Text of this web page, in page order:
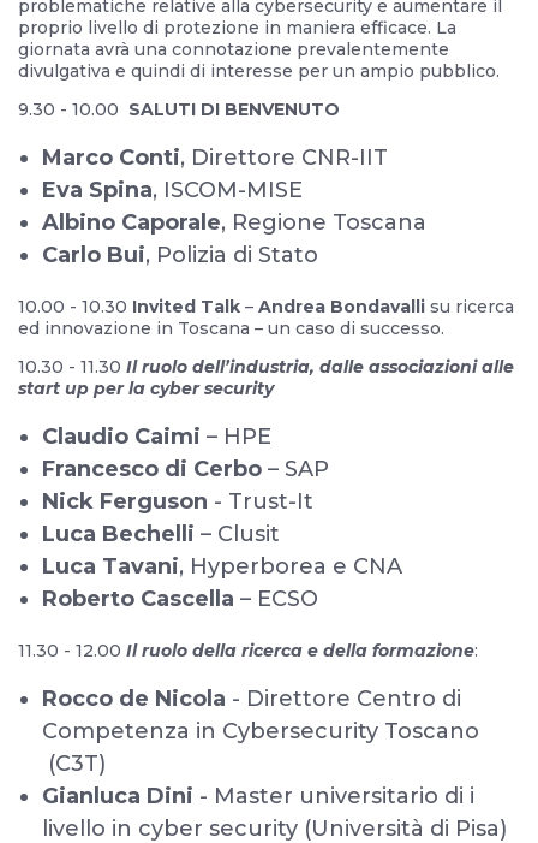
problematiche relative alla cybersecurity e aumentare il
proprio livello di protezione in maniera efficace. La
giornata avrà una connotazione prevalentemente
divulgativa e quindi di interesse per un ampio pubblico.
9.30 - 10.00 SALUTI DI BENVENUTO
Marco Conti, Direttore CNR-IIT
Eva Spina, ISCOM-MISE
Albino Caporale, Regione Toscana
Carlo Bui, Polizia di Stato
10.00 - 10.30 Invited Talk – Andrea Bondavalli su ricerca
ed innovazione in Toscana – un caso di successo.
10.30 - 11.30 Il ruolo dell’industria, dalle associazioni alle
start up per la cyber security
Claudio Caimi – HPE
Francesco di Cerbo – SAP
Nick Ferguson - Trust-It
Luca Bechelli – Clusit
Luca Tavani, Hyperborea e CNA
Roberto Cascella – ECSO
11.30 - 12.00 Il ruolo della ricerca e della formazione:
Rocco de Nicola - Direttore Centro di
Competenza in Cybersecurity Toscano
(C3T)
Gianluca Dini - Master universitario di i
livello in cyber security (Università di Pisa)